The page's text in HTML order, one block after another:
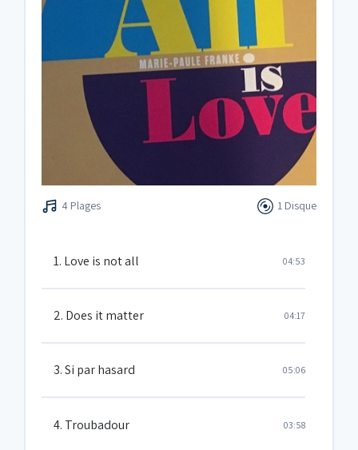
4 Plages 1 Disque
1. Love is not all 04:53
2. Does it matter 04:17
3. Si par hasard 05:06
4. Troubadour 03:58